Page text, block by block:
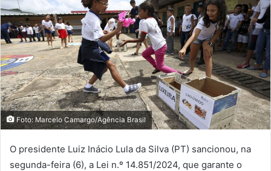
Foto: Marcelo Camargo/Agência Brasil
O presidente Luiz Inácio Lula da Silva (PT) sancionou, na
segunda-feira (6), a Lei n.º 14.851/2024, que garante o